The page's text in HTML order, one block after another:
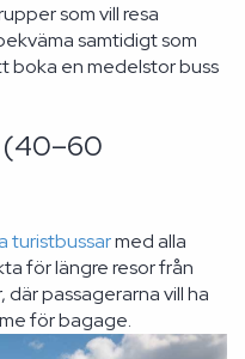
som vill resa
samtidigt som
boka en medelstor buss
(40–60
turistbussarmed alla
för längre resor från
passagerarna vill ha
för bagage.